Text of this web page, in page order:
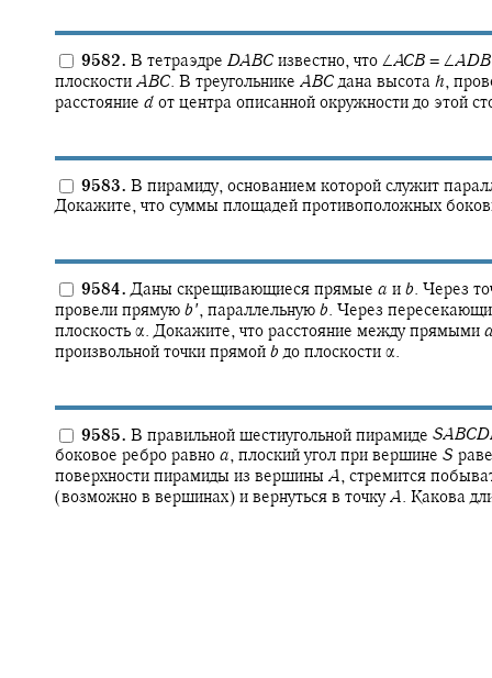
9582. В тетраэдре DABC известно, что ∠ACB = ∠ADB
плоскости ABC. В треугольнике ABCдана высота h,
расстояние d от центра описанной окружности до этой
9583. В пирамиду, основанием которой служит
Докажите, что суммы площадей противоположных
9584. Даны скрещивающиеся прямые a и b. Через
провели прямую b′, параллельную b. Через
плоскость α. Докажите, что расстояние между прямыми
произвольной точки прямой bдо плоскости α.
9585. В правильной шестиугольной пирамиде SABCD
боковое ребро равно a, плоский угол при вершине S
поверхности пирамиды из вершины A, стремится
(возможно в вершинах) и вернуться в точкуA. Какова